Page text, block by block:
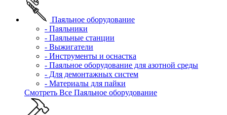
Паяльное оборудование
- Паяльники
- Паяльные станции
- Выжигатели
- Инструменты и оснастка
- Паяльное оборудование для азотной среды
- Для демонтажных систем
- Материалы для пайки
Смотреть Все Паяльное оборудование